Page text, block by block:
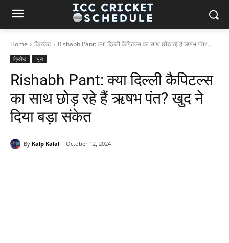
Home क्रिकेट Rishabh Pant: क्या दिल्ली कैपिटल्स का साथ छोड़ रहे हैं ऋषभ पंत?...
क्रिकेट न्यूज़
Rishabh Pant: क्या दिल्ली कैपिटल्स
का साथ छोड़ रहे हैं ऋषभ पंत? खुद ने
दिया बड़ा संकेत
By Kalp Kalal October 12, 2024